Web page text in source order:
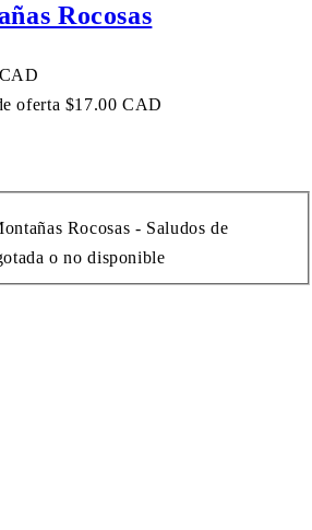
Rocosas
oferta $17.00 CAD
Rocosas - Saludos de
o no disponible